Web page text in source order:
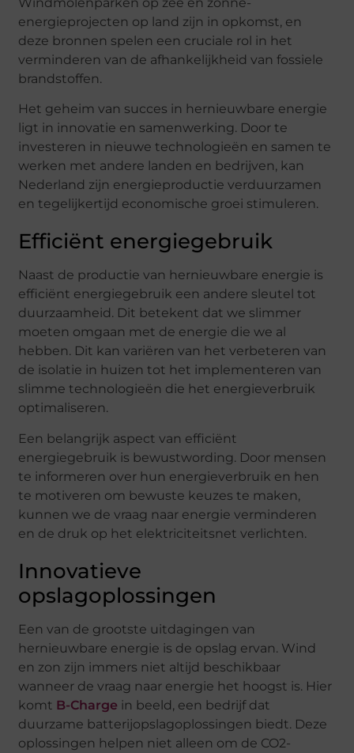
energieprojecten op land zijn in opkomst, en
deze bronnen spelen een cruciale rol in het
verminderen van de afhankelijkheid van fossiele
brandstoffen.
Het geheim van succes in hernieuwbare energie
ligt in innovatie en samenwerking. Door te
investeren in nieuwe technologieën en samen te
werken met andere landen en bedrijven, kan
Nederland zijn energieproductie verduurzamen
en tegelijkertijd economische groei stimuleren.
Efficiënt energiegebruik
Naast de productie van hernieuwbare energie is
efficiënt energiegebruik een andere sleutel tot
duurzaamheid. Dit betekent dat we slimmer
moeten omgaan met de energie die we al
hebben. Dit kan variëren van het verbeteren van
de isolatie in huizen tot het implementeren van
slimme technologieën die het energieverbruik
optimaliseren.
Een belangrijk aspect van efficiënt
energiegebruik is bewustwording. Door mensen
te informeren over hun energieverbruik en hen
te motiveren om bewuste keuzes te maken,
kunnen we de vraag naar energie verminderen
en de druk op het elektriciteitsnet verlichten.
Innovatieve
opslagoplossingen
Een van de grootste uitdagingen van
hernieuwbare energie is de opslag ervan. Wind
en zon zijn immers niet altijd beschikbaar
wanneer de vraag naar energie het hoogst is. Hier
komt B-Charge in beeld, een bedrijf dat
duurzame batterijopslagoplossingen biedt. Deze
oplossingen helpen niet alleen om de CO2-